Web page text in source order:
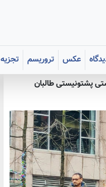
عکس تروریسم تجزیه
پشتونیستی طالبان